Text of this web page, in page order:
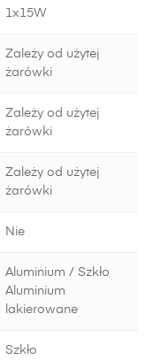
1x15W
Zależy od użytej
żarówki
Zależy od użytej
żarówki
Zależy od użytej
żarówki
Nie
Aluminium / Szkło
Aluminium
lakierowane
Szkło